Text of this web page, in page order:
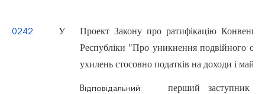
0242 У
Проект Закону про ратифікацію
Республіки "Про уникнення подвійного
ухилень стосовно податків на доходи і
Відповідальний:
перший заступник